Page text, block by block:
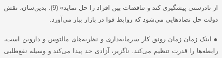
از نادرستی پیشگیری کند و تناقضات بین افراد را حل نماید» (9). بدین‌سان، نقش
دولت حل تضادهایی می‌شود که روابط قوا در بازار ببار می‌آورد.
● اینک زمان زمان رونق کار سرمایه‌داری و نظریه‌های مالتوس و داروین است،
رابطه‌ها را قدرت تنظیم می‌کند. ناگزیر، آزادی حد پیدا می‌کند و وسیله نفع‌طلبی